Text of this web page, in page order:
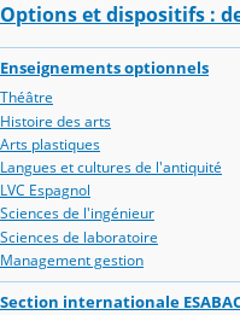
Options et dispositifs :
Enseignements optionnels
Théâtre
Histoire des arts
Arts plastiques
Langues et cultures de l'antiquité
LVC Espagnol
Sciences de l'ingénieur
Sciences de laboratoire
Management gestion
Section internationale